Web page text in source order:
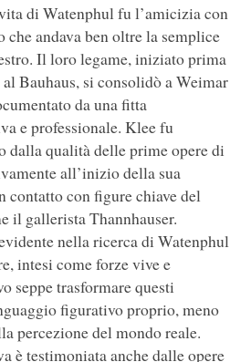
di Watenphul fu l’amicizia con
che andava ben oltre la semplice
Il loro legame, iniziato prima
Bauhaus, si consolidò a Weimar
da una fitta
e professionale. Klee fu
dalla qualità delle prime opere di
all’inizio della sua
contatto con figure chiave del
il gallerista Thannhauser.
nella ricerca di Watenphul
intesi come forze vive e
seppe trasformare questi
figurativo proprio, meno
percezione del mondo reale.
è testimoniata anche dalle opere